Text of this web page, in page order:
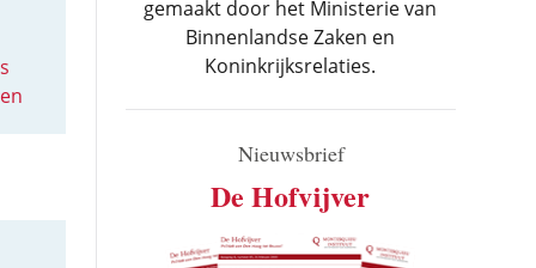
gemaakt door het Ministerie van
Binnenlandse Zaken en
Koninkrijksrelaties.
Nieuwsbrief
De Hofvijver